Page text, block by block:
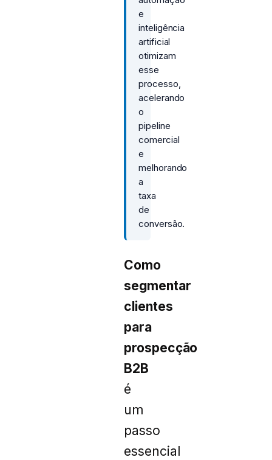
e
inteligência
artificial
otimizam
esse
processo,
acelerando
o
pipeline
comercial
e
melhorando
a
taxa
de
conversão.
Como
segmentar
clientes
para
prospecção
B2B
é
um
passo
essencial